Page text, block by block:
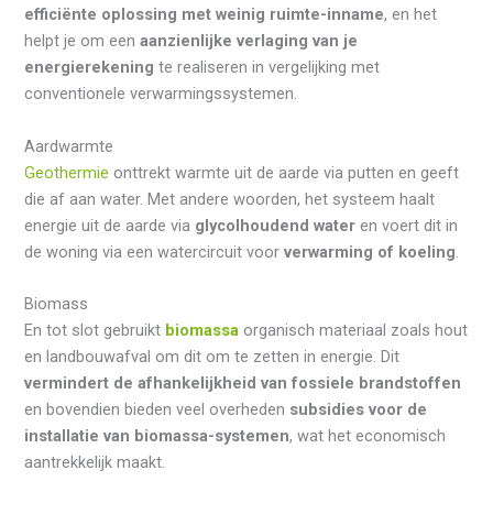
efficiënte oplossing met weinig ruimte-inname, en het
helpt je om eenaanzienlijke verlaging van je
energierekening te realiseren in vergelijking met
conventionele verwarmingssystemen.
Aardwarmte
Geothermie onttrekt warmte uit de aarde via putten en geeft
die af aan water. Met andere woorden, het systeem haalt
energie uit de aarde via glycolhoudend water en voert dit in
de woning via een watercircuit voorverwarming of koeling.
Biomass
En tot slot gebruikt biomassa organisch materiaal zoals hout
en landbouwafval om dit om te zetten in energie. Dit
vermindert de afhankelijkheid van fossiele brandstoffen
en bovendien bieden veel overheden subsidies voor de
installatie van biomassa-systemen, wat het economisch
aantrekkelijk maakt.